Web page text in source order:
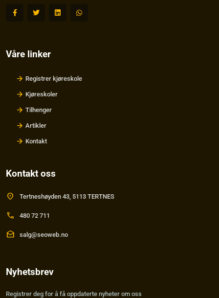
Våre linker
Registrer kjøreskole
Kjøreskoler
Tilhenger
Artikler
Kontakt
Kontakt oss
location_on Tertneshøyden 43, 5113 TERTNES
call 480 72 711
drafts salg@seoweb.no
Nyhetsbrev
Registrer deg for å få oppdaterte nyheter om oss